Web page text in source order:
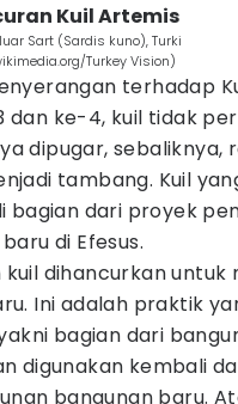
Kuil Artemis
Sart (Sardis kuno), Turki
Turkey Vision)
terhadap
dan ke-4, kuil tidak
dipugar, sebaliknya,
tambang. Kuil
bagian dari proyek
di Efesus.
kuil dihancurkan untuk
Ini adalah praktik
bagian dari
digunakan kembali
bangunan baru.